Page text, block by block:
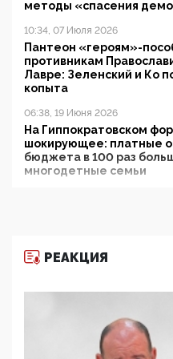
методы «спасения
10:34, 07 Июля 2026
Пантеон «героям»-
противникам
Лавре: Зеленский и Ко
копыта
06:38, 19 Июня 2026
На Гиппократовском
шокирующее: платные
бюджета в 100 раз
многодетные семьи
11:53, 09 Июня 2026
деятельность ИИТО
цифроглобалисты
повестку в образовании
09:43, 01 Июня 2026
РЕАКЦИЯ